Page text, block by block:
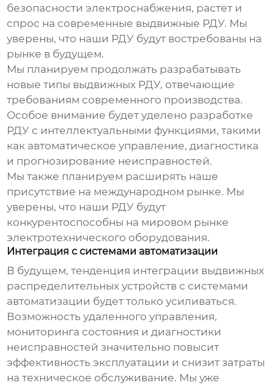
безопасности электроснабжения, растет и
спрос на современные выдвижные РДУ. Мы
уверены, что наши РДУ будут востребованы на
рынке в будущем.
Мы планируем продолжать разрабатывать
новые типы выдвижных РДУ, отвечающие
требованиям современного производства.
Особое внимание будет уделено разработке
РДУ с интеллектуальными функциями, такими
как автоматическое управление, диагностика
и прогнозирование неисправностей.
Мы также планируем расширять наше
присутствие на международном рынке. Мы
уверены, что наши РДУ будут
конкурентоспособны на мировом рынке
электротехнического оборудования.
Интеграция с системами автоматизации
В будущем, тенденция интеграции выдвижных
распределительных устройств с системами
автоматизации будет только усиливаться.
Возможность удаленного управления,
мониторинга состояния и диагностики
неисправностей значительно повысит
эффективность эксплуатации и снизит затраты
на техническое обслуживание. Мы уже